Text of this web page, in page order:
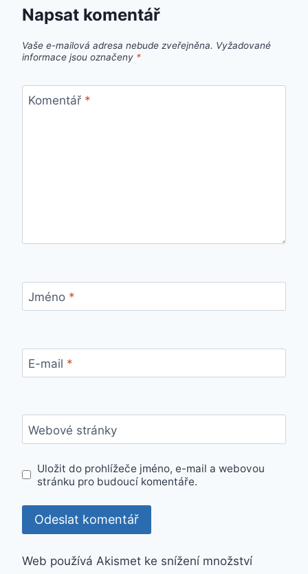
Napsat komentář
Vaše e-mailová adresa nebude zveřejněna. Vyžadované
informace jsou označeny *
Komentář *
Jméno *
E-mail *
Webové stránky
Uložit do prohlížeče jméno, e-mail a webovou
stránku pro budoucí komentáře.
Web používá Akismet ke snížení množství